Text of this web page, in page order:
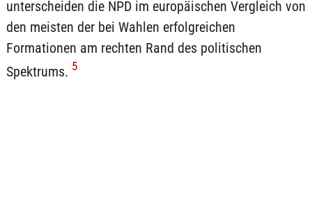
unterscheiden die NPD im europäischen Vergleich von
den meisten der bei Wahlen erfolgreichen
Formationen am rechten Rand des politischen
Spektrums. 5